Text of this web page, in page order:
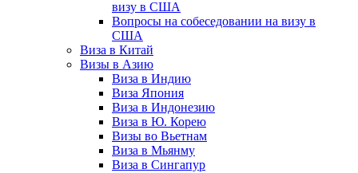
визу в США
Вопросы на собеседовании на визу в
США
Виза в Китай
Визы в Азию
Виза в Индию
Виза Япония
Виза в Индонезию
Виза в Ю. Корею
Визы во Вьетнам
Виза в Мьянму
Виза в Сингапур